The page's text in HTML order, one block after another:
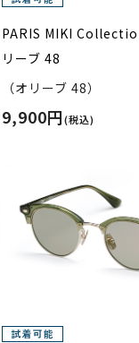
PARIS MIKI
リーブ 48
（オリーブ 48）
9,900円(税込)